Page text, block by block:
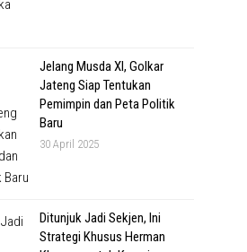
Jelang Musda XI, Golkar
Jateng Siap Tentukan
Pemimpin dan Peta Politik
Baru
30 April 2025
Ditunjuk Jadi Sekjen, Ini
Strategi Khusus Herman